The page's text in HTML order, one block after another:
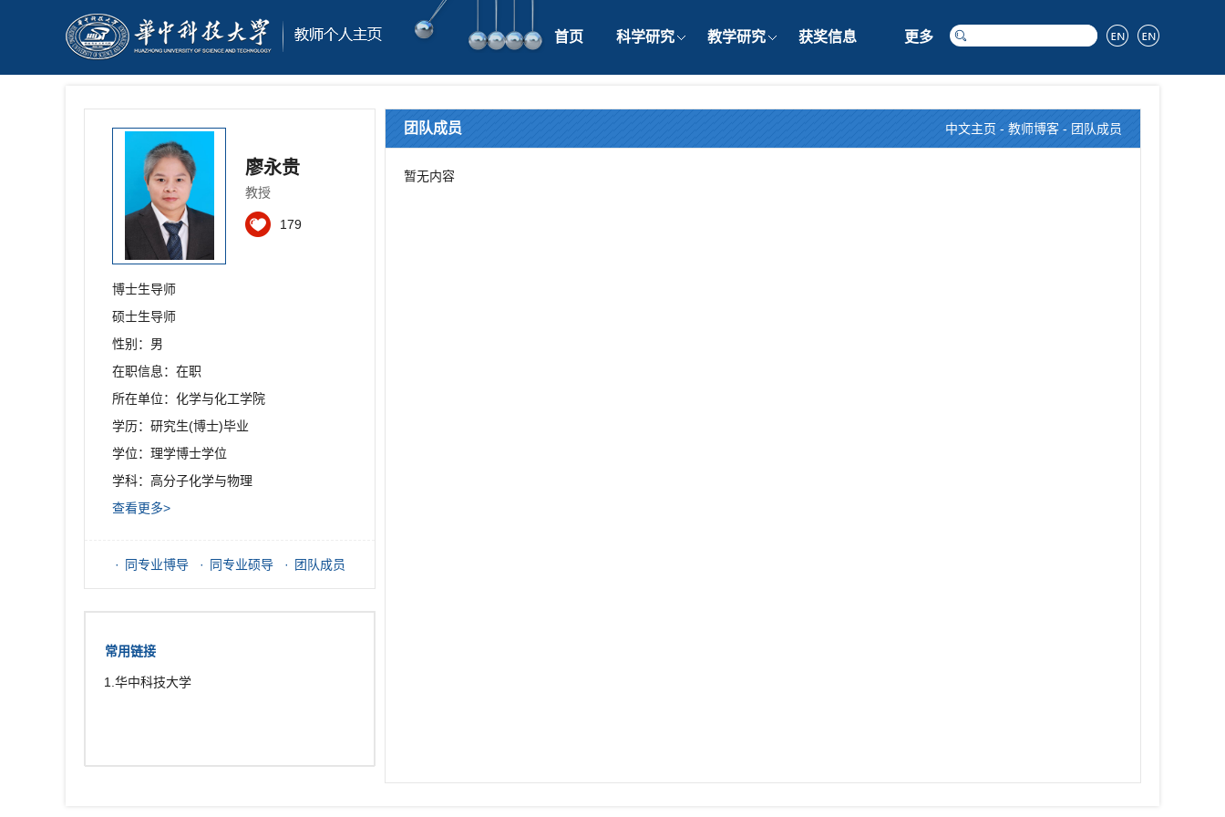
首页 科学研究 教学研究 获奖信息 更多
廖永贵
教授
179
博士生导师
硕士生导师
性别：男
在职信息：在职
所在单位：化学与化工学院
学历：研究生(博士)毕业
学位：理学博士学位
学科：高分子化学与物理
查看更多>
同专业博导 同专业硕导 团队成员
常用链接
1.华中科技大学
团队成员 中文主页 - 教师博客 - 团队成员
暂无内容